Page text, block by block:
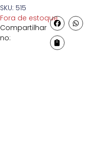
SKU: 515
Fora de estoque
Compartilhar
no: